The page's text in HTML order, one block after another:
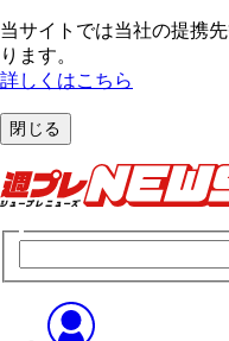
当サイトでは当社の提携
ります。
詳しくはこちら
閉じる